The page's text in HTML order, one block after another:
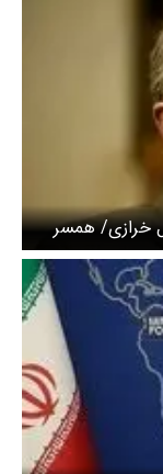
خرازی/ همسر